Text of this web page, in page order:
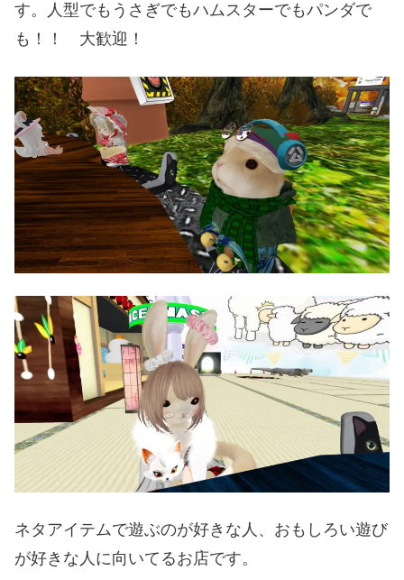
す。人型でもうさぎでもハムスターでもパンダで
も！！ 大歓迎！
ネタアイテムで遊ぶのが好きな人、おもしろい遊び
が好きな人に向いてるお店です。